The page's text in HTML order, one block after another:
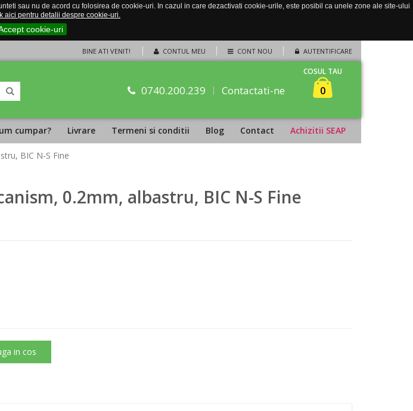
sau nu de acord cu folosirea de cookie-uri. In cazul in care dezactivati cookie-urile, este posibil ca unele zone ale site-ului
aici pentru detalii despre cookie-uri.
cookie-uri
CONTUL MEU CONT NOU AUTENTIFICARE
BINE ATI VENIT!
0740.200.239 Contactati-ne
COSUL TAU
0
cumpar? Livrare Termeni si conditii Blog Contact Achizitii SEAP
BIC N-S Fine
0.2mm, albastru, BIC N-S Fine
in cos